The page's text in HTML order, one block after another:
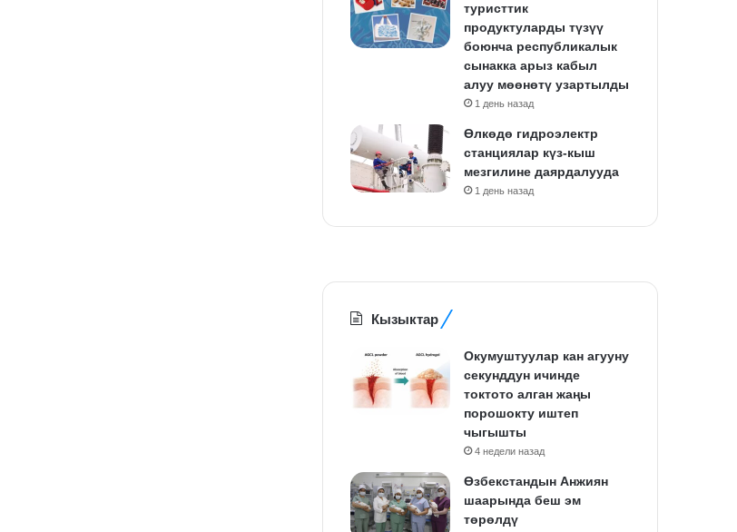
туристтик
продуктуларды түзүү
боюнча республикалык
сынакка арыз кабыл
алуу мөөнөтү узартылды
1 день назад
Өлкөдө гидроэлектр
станциялар күз-кыш
мезгилине даярдалууда
1 день назад
Кызыктар
Окумуштуулар кан агууну
секунддун ичинде
токтото алган жаңы
порошокту иштеп
чыгышты
4 недели назад
Өзбекстандын Анжиян
шаарында беш эм
төрөлдү